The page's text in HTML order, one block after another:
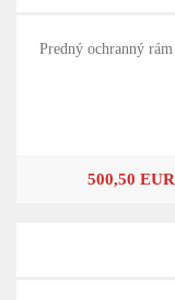
Predný ochranný
500,50 EUR